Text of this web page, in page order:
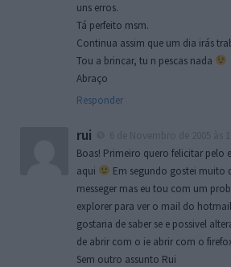
uns erros.
Tá perfeito msm.
Continua assim que um dia irás
Tou a brincar, tu n pescas nada
Abraço
Responder
rui
Boas! Primeiro quero felicitar pelo
aqui
Em segundo gostei muito
messeger mas eu tou com um
explorer para ver o mail do
gostaria de saber se e possivel
de abrir com o ie abrir com o
Sem outro assunto Rui